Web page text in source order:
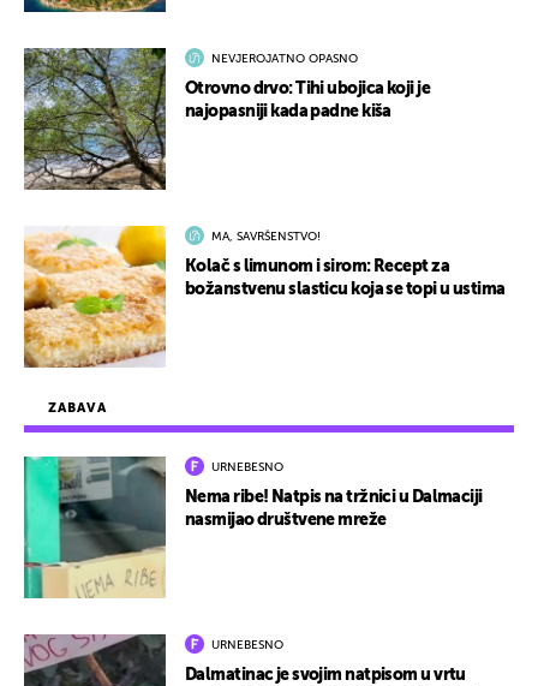
ZABAVA
URNEBESNO
Nema ribe! Natpis na tržnici u Dalmaciji
nasmijao društvene mreže
URNEBESNO
Dalmatinac je svojim natpisom u vrtu
NEVJEROJATNO OPASNO
Otrovno drvo: Tihi ubojica koji je
najopasniji kada padne kiša
MA, SAVRŠENSTVO!
Kolač s limunom i sirom: Recept za
božanstvenu slasticu koja se topi u ustima